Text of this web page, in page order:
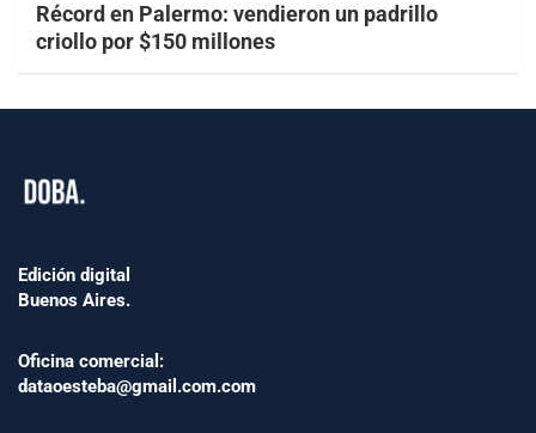
Récord en Palermo: vendieron un padrillo
criollo por $150 millones
Edición digital
Buenos Aires.
Oficina comercial:
dataoesteba@gmail.com.com